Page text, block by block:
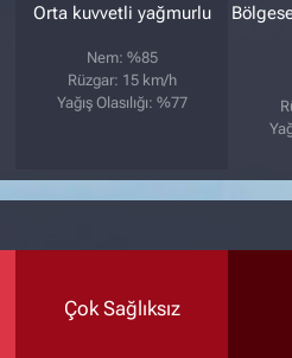
Orta kuvvetli yağmurlu
Nem: %85
Rüzgar: 15 km/h
Yağış Olasılığı: %77
Çok Sağlıksız